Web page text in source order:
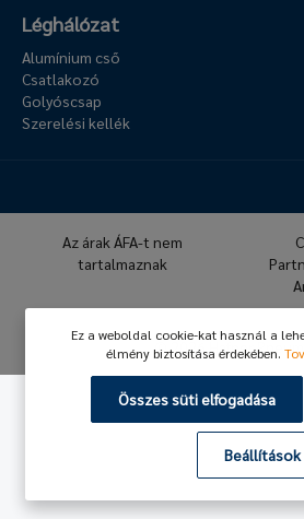
Léghálózat
Alumínium cső
Csatlakozó
Golyóscsap
Szerelési kellék
© 2026 Hafner
Az árak ÁFA-t nem
tartalmaznak
Ez a weboldal cookie-kat használ a
élmény biztosítása érdekében.
Összes süti elfogadása
Beállítások